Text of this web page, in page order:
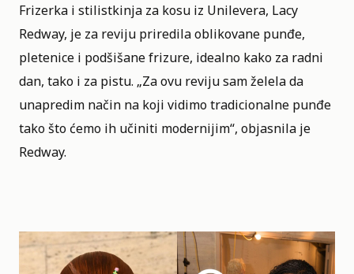
Frizerka i stilistkinja za kosu iz Unilevera, Lacy
Redway, je za reviju priredila oblikovane punđe,
pletenice i podšišane frizure, idealno kako za radni
dan, tako i za pistu. „Za ovu reviju sam želela da
unapredim način na koji vidimo tradicionalne punđe
tako što ćemo ih učiniti modernijim“, objasnila je
Redway.